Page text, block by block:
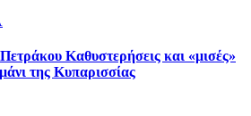
Καθυστερήσεις και «μισές»
της Κυπαρισσίας